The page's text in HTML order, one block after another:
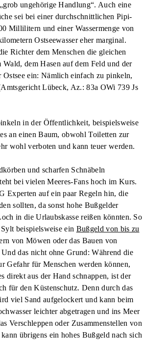
ungehörige Handlung“. Auch eine
sei bei einer durchschnittlichen Pipi-
Millilitern und einer Wassermenge von
Ostseewasser eher marginal.
Richter dem Menschen die gleichen
dem Hasen auf dem Feld und der
Ostsee ein: Nämlich einfach zu pinkeln,
Lübeck, Az.: 83a OWi 739 Js
in der Öffentlichkeit, beispielsweise
an einen Baum, obwohl Toiletten zur
wohl verboten und kann teuer werden.
und scharfen Schnäbeln
bei vielen Meeres-Fans hoch im Kurs.
Experten auf ein paar Regeln hin, die
sollten, da sonst hohe Bußgelder
in die Urlaubskasse reißen könnten. So
beispielsweise ein Bußgeld von bis zu
von Möwen oder das Bauen von
Und das nicht ohne Grund: Während die
Gefahr für Menschen werden können,
direkt aus der Hand schnappen, ist der
für den Küstenschutz. Denn durch das
viel Sand aufgelockert und kann beim
leichter abgetragen und ins Meer
Verschleppen oder Zusammenstellen von
übrigens ein hohes Bußgeld nach sich